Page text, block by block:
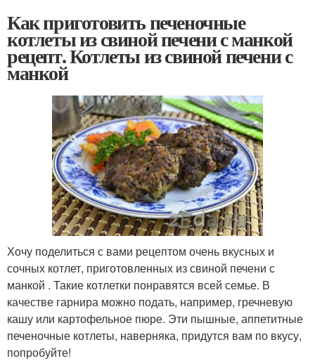
Как приготовить печеночные
котлеты из свиной печени с манкой
рецепт. Котлеты из свиной печени с
манкой
Хочу поделиться с вами рецептом очень вкусных и
сочных котлет, приготовленных из свиной печени с
манкой . Такие котлетки понравятся всей семье. В
качестве гарнира можно подать, например, гречневую
кашу или картофельное пюре. Эти пышные, аппетитные
печеночные котлеты, наверняка, придутся вам по вкусу,
попробуйте!